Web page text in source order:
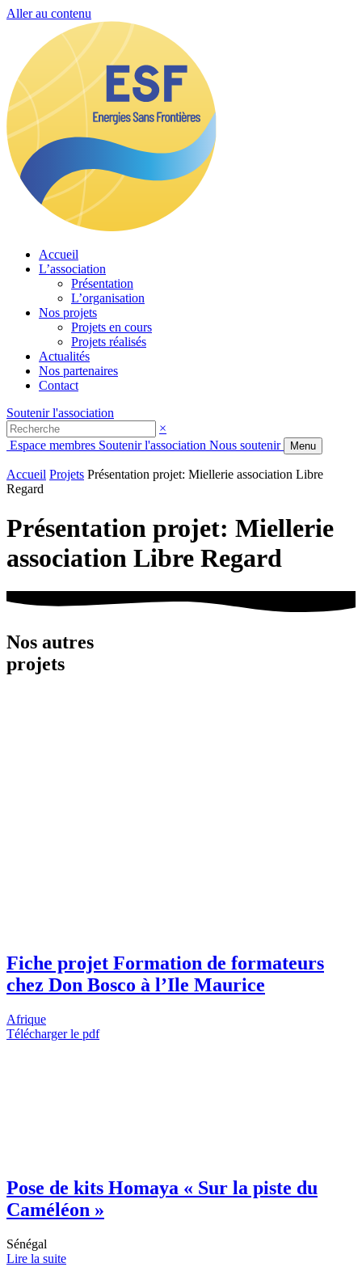
Aller au contenu
Accueil
L’association
Présentation
L’organisation
Nos projets
Projets en cours
Projets réalisés
Actualités
Nos partenaires
Contact
Soutenir l'association
×
Espace membres Soutenir l'association Nous soutenir Menu
Accueil Projets Présentation projet: Miellerie association Libre
Regard
Présentation projet: Miellerie
association Libre Regard
Nos autres
projets
Fiche projet Formation de formateurs
chez Don Bosco à l’Ile Maurice
Afrique
Télécharger le pdf
Pose de kits Homaya « Sur la piste du
Caméléon »
Sénégal
Lire la suite